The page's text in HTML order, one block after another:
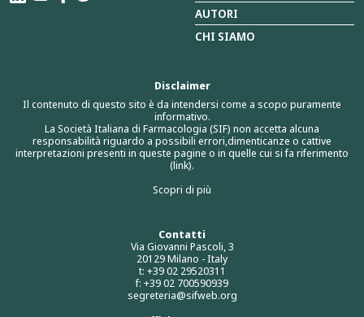
Contatti
Via Giovanni Pascoli, 3
20129 Milano - Italy
t: +39 02 29520311
f: +39 02 700590939
segreteria@sifweb.org
Disclaimer
Il contenuto di questo sito è da intendersi come a scopo puramente
informativo.
La Società Italiana di Farmacologia (SIF) non accetta alcuna
responsabilità riguardo a possibili errori,dimenticanze o cattive
interpretazioni presenti in queste pagine o in quelle cui si fa riferimento
(link).
Scopri di più
AUTORI
CHI SIAMO